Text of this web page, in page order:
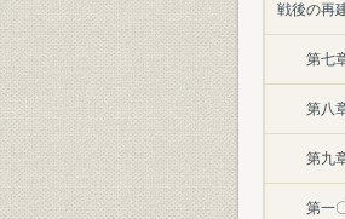
戦後の再
第七
第八
第九
第一